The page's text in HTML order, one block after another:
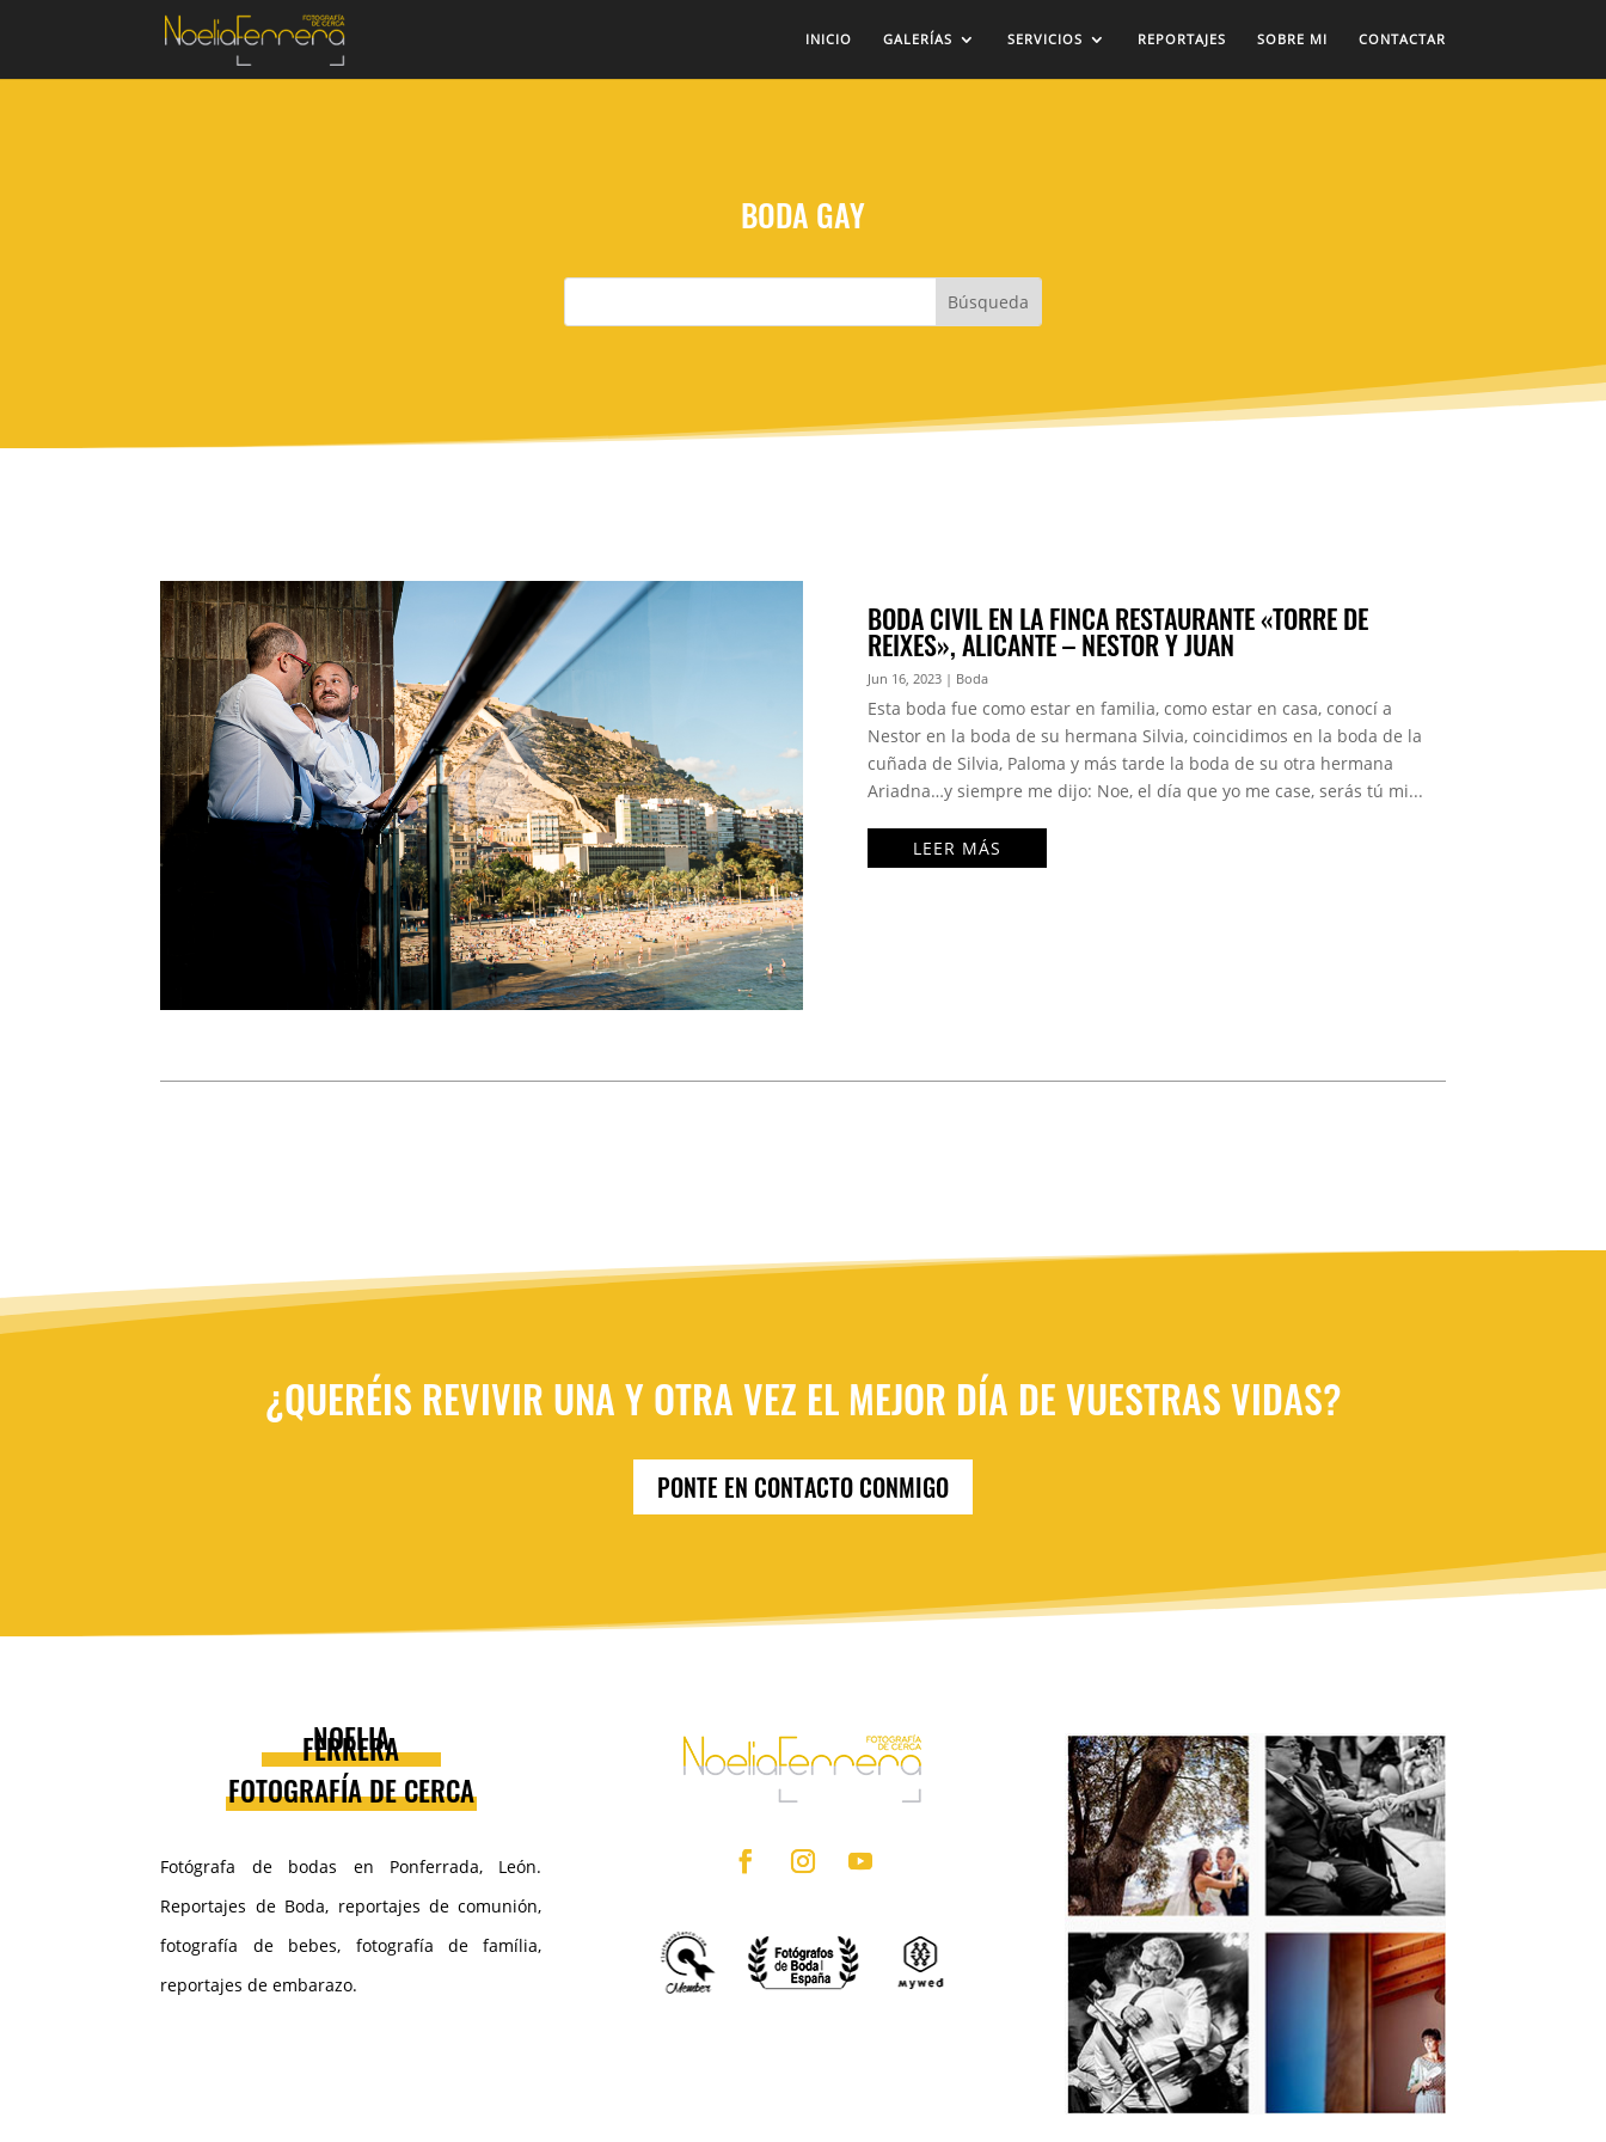
INICIO GALERÍAS SERVICIOS REPORTAJES SOBRE MI CONTACTAR
BODA GAY
BODA CIVIL EN LA FINCA RESTAURANTE «TORRE DE
REIXES», ALICANTE – NESTOR Y JUAN
Jun 16, 2023| Boda
Esta boda fue como estar en familia, como estar en casa, conocí a
Nestor en la boda de su hermana Silvia, coincidimos en la boda de la
cuñada de Silvia, Paloma y más tarde la boda de su otra hermana
Ariadna…y siempre me dijo: Noe, el día que yo me case, serás tú mi...
LEER MÁS
¿QUERÉIS REVIVIR UNA Y OTRA VEZ EL MEJOR DÍA DE VUESTRAS VIDAS?
PONTE EN CONTACTO CONMIGO
NOELIA
FERRERA
FOTOGRAFÍA DE CERCA
Fotógrafa de bodas en Ponferrada, León.
Reportajes de Boda, reportajes de comunión,
fotografía de bebes, fotografía de família,
reportajes de embarazo.